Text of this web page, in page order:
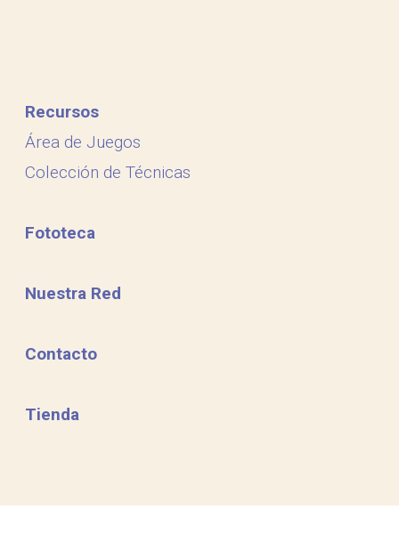
Recursos
Área de Juegos
Colección de Técnicas
Fototeca
Nuestra Red
Contacto
Tienda